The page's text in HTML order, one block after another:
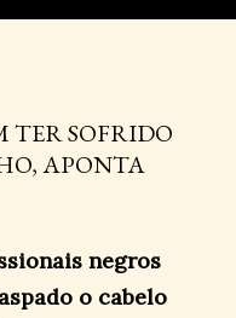
TER SOFRIDO
APONTA
negros
o cabelo